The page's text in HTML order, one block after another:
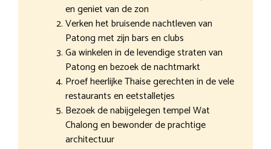
en geniet van de zon
Verken het bruisende nachtleven van
Patong met zijn bars en clubs
Ga winkelen in de levendige straten van
Patong en bezoek de nachtmarkt
Proef heerlijke Thaise gerechten in de vele
restaurants en eetstalletjes
Bezoek de nabijgelegen tempel Wat
Chalong en bewonder de prachtige
architectuur